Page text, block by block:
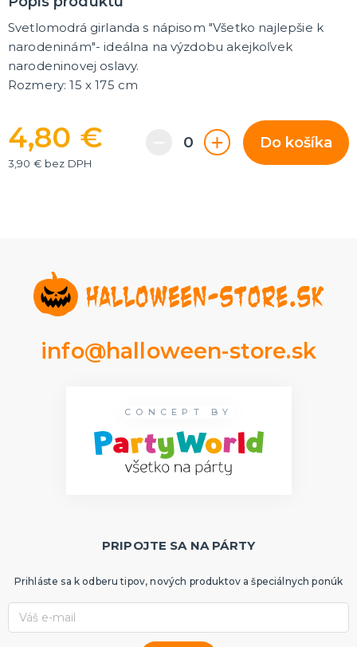
Rozlúčka so slobodou
ĎALŠIE KATEGÓRIE
VOLOVINY A ŽARTÍKY
Kanadské žartíky
Smrady
Svetlomodrá girlanda s nápisom "Všetko najlepšie k
narodeninám"- ideálna na výzdobu akejkoľvek
narodeninovej oslavy.
Rozmery: 15 x 175 cm
4,80 €
3,90 € bez DPH
Do košíka
info@halloween-store.sk
CONCEPT BY
PRIPOJTE SA NA PÁRTY
Prihláste sa k odberu tipov, nových produktov a špeciálnych ponúk